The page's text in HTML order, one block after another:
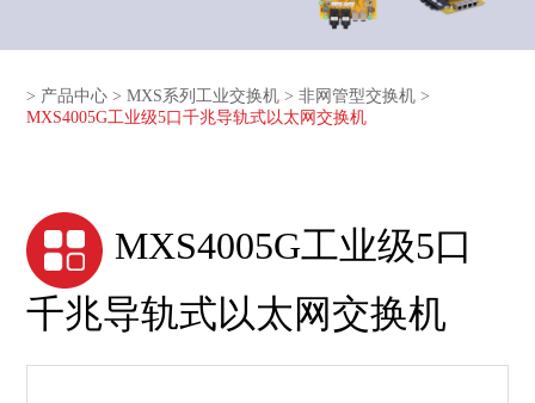
> 产品中心 >MXS系列工业交换机 >非网管型交换机 >
MXS4005G工业级5口千兆导轨式以太网交换机
MXS4005G工业级5口
千兆导轨式以太网交换机